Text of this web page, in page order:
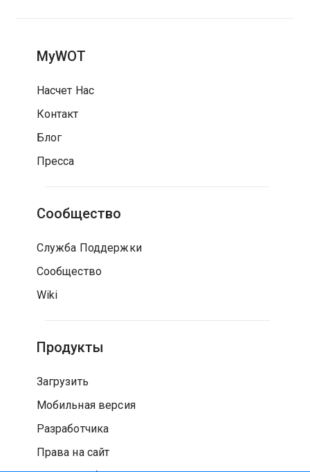
MyWOT
Насчет Нас
Контакт
Блог
Пресса
Сообщество
Служба Поддержки
Сообщество
Wiki
Продукты
Загрузить
Мобильная версия
Разработчика
Права на сайт